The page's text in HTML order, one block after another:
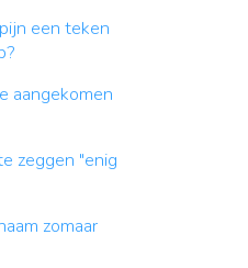
een teken
aangekomen
zeggen "enig
zomaar